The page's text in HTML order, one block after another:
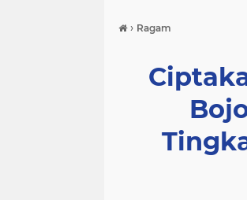
› Ragam